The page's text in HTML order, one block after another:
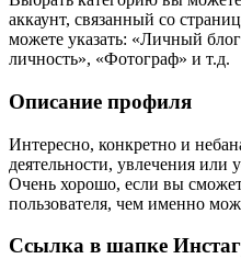
аккаунт, связанный со
можете указать: «Личный
личность», «Фотограф» и т.д.
Описание профиля
Интересно, конкретно и
деятельности, увлечения или
Очень хорошо, если вы
пользователя, чем именно
Ссылка в шапке